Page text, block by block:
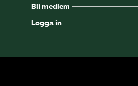
Bli medlem
Logga in